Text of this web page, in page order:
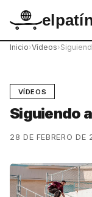
Inicio›Vídeos›
VÍDEOS
Siguiendo
28 DE FEBRERO DE